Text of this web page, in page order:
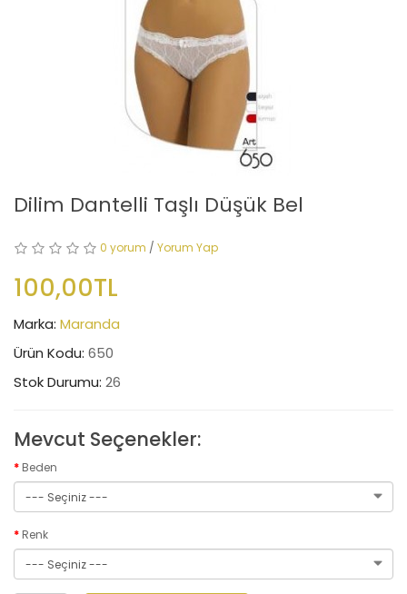
Dilim Dantelli Taşlı Düşük Bel
0 yorum / Yorum Yap
100,00TL
Marka: Maranda
Ürün Kodu: 650
Stok Durumu: 26
Mevcut Seçenekler:
Beden
Renk